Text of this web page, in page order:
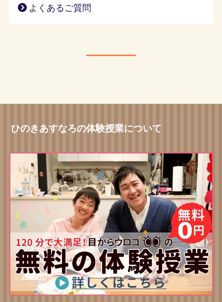
よくあるご質問
ひのきあすなろの体験授業について